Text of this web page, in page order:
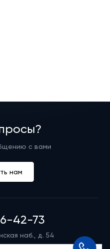
с вами
нам
42-73
наб., д. 54